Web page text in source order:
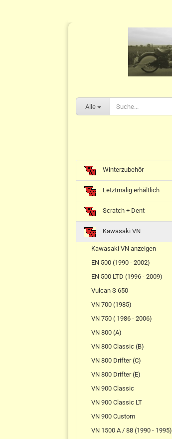
Alle
Winterzubehör
Letztmalig erhältlich
Scratch + Dent
Kawasaki VN
Kawasaki VN anzeigen
EN 500 (1990 - 2002)
EN 500 LTD (1996 - 2009)
Vulcan S 650
VN 700 (1985)
VN 750 ( 1986 - 2006)
VN 800 (A)
VN 800 Classic (B)
VN 800 Drifter (C)
VN 800 Drifter (E)
VN 900 Classic
VN 900 Classic LT
VN 900 Custom
VN 1500 A / 88 (1990 - 1995)